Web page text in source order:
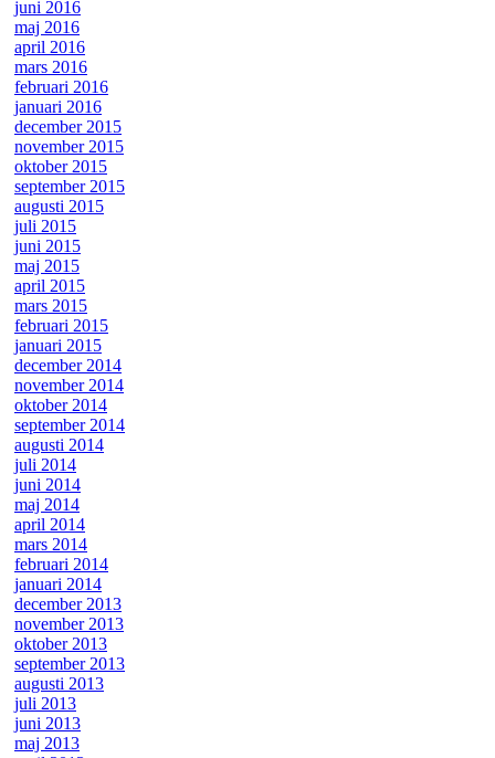
juni 2016
maj 2016
april 2016
mars 2016
februari 2016
januari 2016
december 2015
november 2015
oktober 2015
september 2015
augusti 2015
juli 2015
juni 2015
maj 2015
april 2015
mars 2015
februari 2015
januari 2015
december 2014
november 2014
oktober 2014
september 2014
augusti 2014
juli 2014
juni 2014
maj 2014
april 2014
mars 2014
februari 2014
januari 2014
december 2013
november 2013
oktober 2013
september 2013
augusti 2013
juli 2013
juni 2013
maj 2013